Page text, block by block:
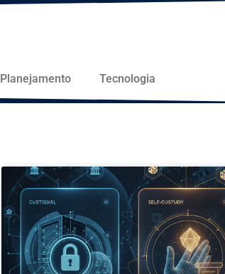
Planejamento Tecnologia